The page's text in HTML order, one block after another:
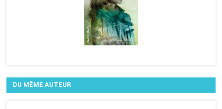
DU MÊME AUTEUR